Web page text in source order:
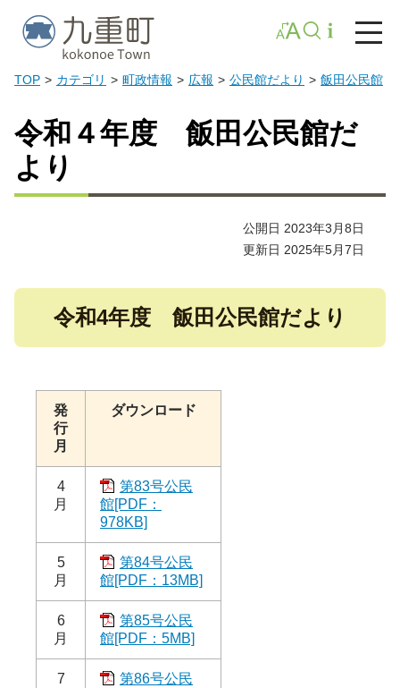
TOP カテゴリ 町政情報 広報 公民館だより 飯田公民館
令和４年度 飯田公民館だ
より
公開日 2023年3月8日
更新日 2025年5月7日
令和4年度 飯田公民館だより
発
行
月
ダウンロード
4
月
第83号公民
館[PDF：
978KB]
5
月
第84号公民
館[PDF：13MB]
6
月
第85号公民
館[PDF：5MB]
7
第86号公民